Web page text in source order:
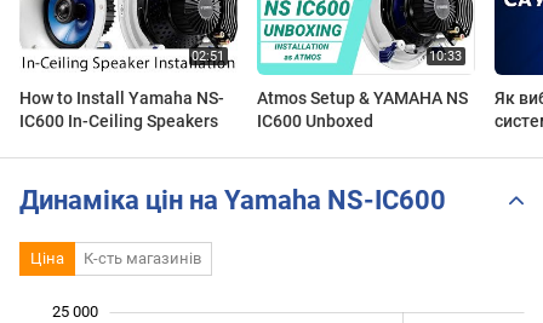
How to Install Yamaha NS-
IC600 In-Ceiling Speakers
Atmos Setup & YAMAHA NS
IC600 Unboxed
Як
Динаміка цін на Yamaha NS-IC600
Ціна К-сть магазинів
25 000